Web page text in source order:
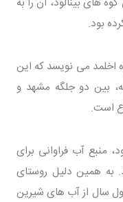
بود.
اخلمد می نویسد که این
بین دو جلگه مشهد و
منبع آب فراوانی برای
به همین دلیل روستای
سال از آب های شیرین